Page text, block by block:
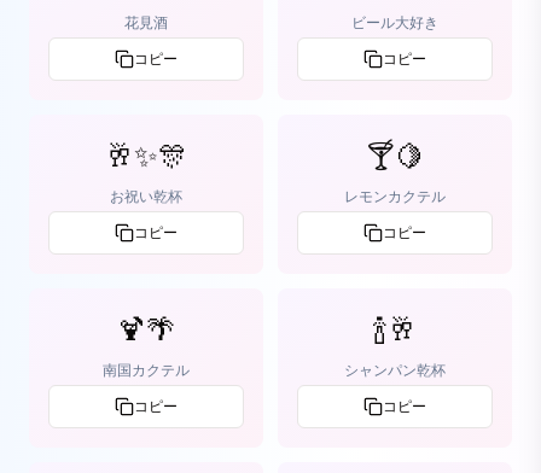
花見酒
コピー
ビール大好き
コピー
🥂✨🎊
お祝い乾杯
コピー
🍸🍋
レモンカクテル
コピー
🍹🌴
南国カクテル
コピー
🍾🥂
シャンパン乾杯
コピー